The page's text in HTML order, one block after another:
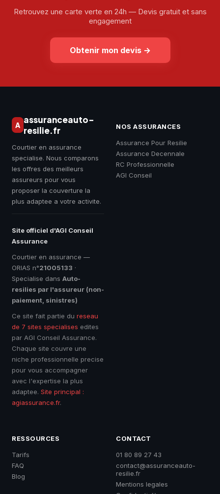
Retrouvez une carte verte en 24h — Devis gratuit et sans
engagement
Obtenir mon devis→
A assuranceauto-
resilie.fr
Courtier en assurance
specialise. Nous comparons
les offres des meilleurs
assureurs pour vous
proposer la couverture la
plus adaptee a votre activite.
Site officiel d'AGI Conseil
Assurance
Courtier en assurance —
ORIAS n°21005133 ·
Specialise dans Auto-
resilies par l'assureur (non-
paiement, sinistres)
Ce site fait partie du reseau
de 7 sites specialises edites
par AGI Conseil Assurance.
Chaque site couvre une
niche professionnelle precise
pour vous accompagner
avec l'expertise la plus
adaptee. Site principal :
agiassurance.fr.
NOS ASSURANCES
Assurance Pour Resilie
Assurance Decennale
RC Professionnelle
AGI Conseil
RESSOURCES
Tarifs
FAQ
Blog
CONTACT
01 80 89 27 43
contact@assuranceauto-
resilie.fr
Mentions legales